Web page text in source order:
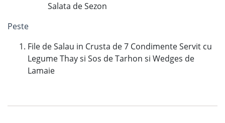
Salata de Sezon
Peste
File de Salau in Crusta de 7 Condimente Servit cu
Legume Thay si Sos de Tarhon si Wedges de
Lamaie